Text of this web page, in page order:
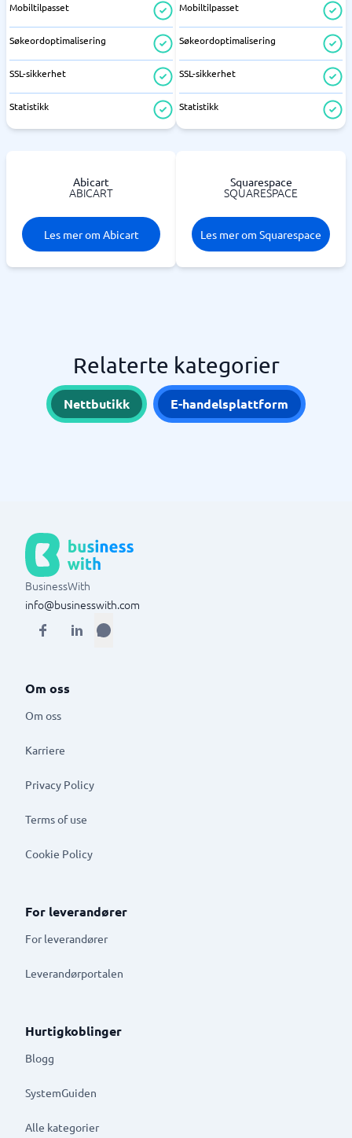
Mobiltilpasset
Søkeordoptimalisering
SSL-sikkerhet
Statistikk
Mobiltilpasset
Søkeordoptimalisering
SSL-sikkerhet
Statistikk
Abicart
ABICART
Les mer om Abicart
Squarespace
SQUARESPACE
Les mer om Squarespace
Relaterte kategorier
Nettbutikk E-handelsplattform
BusinessWith
info@businesswith.com
Om oss
Om oss
Karriere
Privacy Policy
Terms of use
Cookie Policy
For leverandører
For leverandører
Leverandørportalen
Hurtigkoblinger
Blogg
SystemGuiden
Alle kategorier